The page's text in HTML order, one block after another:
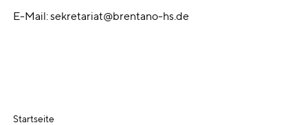
E-Mail:sekretariat@brentano-hs.de
Startseite